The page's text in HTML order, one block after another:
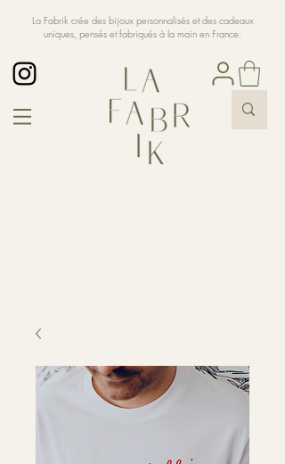
La Fabrik crée des bijoux personnalisés et des cadeaux
uniques, pensés et fabriqués à la main en France.